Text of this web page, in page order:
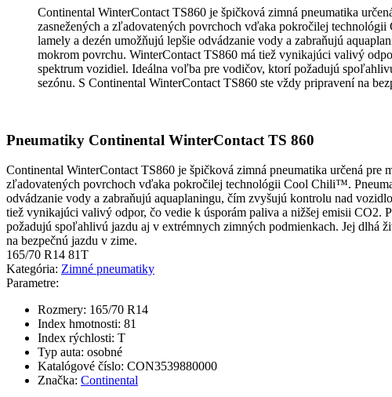
Continental WinterContact TS860 je špičková zimná pneumatika
zasnežených a zľadovatených povrchoch vďaka pokročilej
lamely a dezén umožňujú lepšie odvádzanie vody a zabraňujú
mokrom povrchu. WinterContact TS860 má tiež vynikajúci valivý
spektrum vozidiel. Ideálna voľba pre vodičov, ktorí požadujú
sezónu. S Continental WinterContact TS860 ste vždy pripravení na
Pneumatiky Continental WinterContact TS 860
Continental WinterContact TS860 je špičková zimná pneumatika určená
zľadovatených povrchoch vďaka pokročilej technológii Cool Chili™.
odvádzanie vody a zabraňujú aquaplaningu, čím zvyšujú kontrolu nad
tiež vynikajúci valivý odpor, čo vedie k úsporám paliva a nižšej emisii
požadujú spoľahlivú jazdu aj v extrémnych zimných podmienkach. Jej dlhá
na bezpečnú jazdu v zime.
165/70 R14 81T
Kategória: Zimné pneumatiky
Parametre:
Rozmery: 165/70 R14
Index hmotnosti: 81
Index rýchlosti: T
Typ auta: osobné
Katalógové číslo: CON3539880000
Značka: Continental